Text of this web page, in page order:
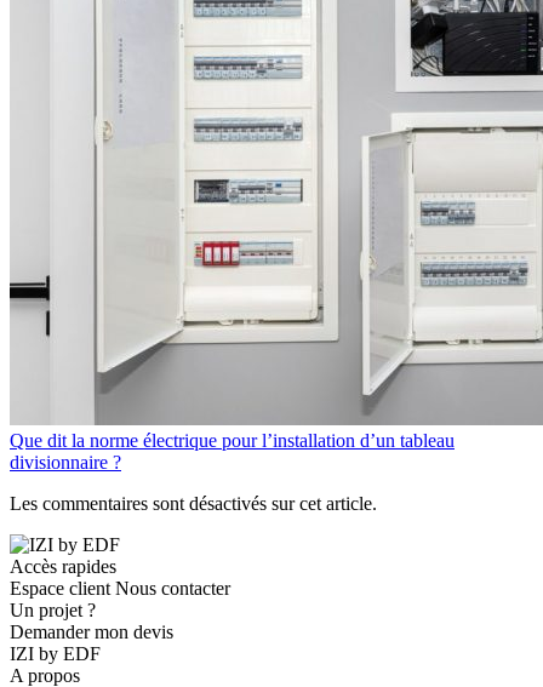
Que dit la norme électrique pour l’installation d’un tableau
divisionnaire ?
Les commentaires sont désactivés sur cet article.
Accès rapides
Espace client Nous contacter
Un projet ?
Demander mon devis
IZI by EDF
A propos